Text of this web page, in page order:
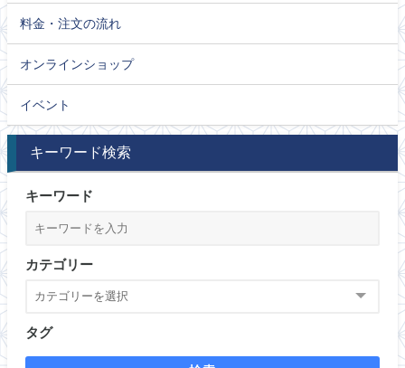
料金・注文の流れ
オンラインショップ
イベント
キーワード検索
キーワード
カテゴリー
タグ